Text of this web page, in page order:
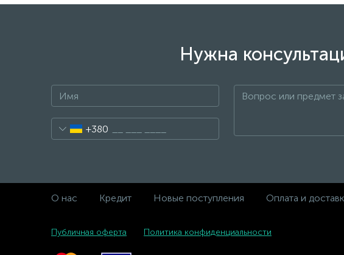
Нужна
+380
О нас Кредит Новые поступления Оплата и
Публичная оферта Политика конфиденциальности